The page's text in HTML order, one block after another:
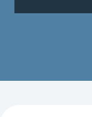
無料駐車場を